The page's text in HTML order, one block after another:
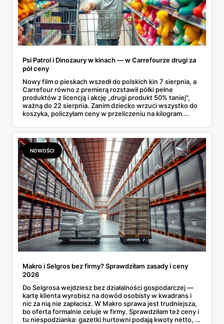
Psi Patrol i Dinozaury w kinach — w Carrefourze drugi za
pół ceny
Nowy film o pieskach wszedł do polskich kin 7 sierpnia, a
Carrefour równo z premierą rozstawił półki pełne
produktów z licencją i akcję „drugi produkt 50% taniej",
ważną do 22 sierpnia. Zanim dziecko wrzuci wszystko do
koszyka, policzyłam ceny w przeliczeniu na kilogram.
prawie 140 zł za kilogram, ale lody do mrożenia i rurki
waflowe bronią się nawet bez rabatu.
NOWOŚCI
Makro i Selgros bez firmy? Sprawdziłam zasady i ceny
2026
Do Selgrosa wejdziesz bez działalności gospodarczej —
kartę klienta wyrobisz na dowód osobisty w kwadrans i
nic za nią nie zapłacisz. W Makro sprawa jest trudniejsza,
bo oferta formalnie celuje w firmy. Sprawdziłam też ceny i
tu niespodzianka: gazetki hurtowni podają kwoty netto, a